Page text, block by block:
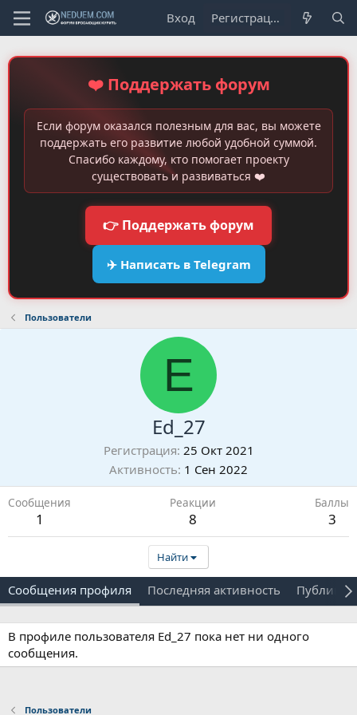
Вход Регистрация
❤️ Поддержать форум
Если форум оказался полезным для вас, вы можете
поддержать его развитие любой удобной суммой.
Спасибо каждому, кто помогает проекту
существовать и развиваться ❤️
👉 Поддержать форум
✈️ Написать в Telegram
Пользователи
E
Ed_27
Регистрация 25 Окт 2021
Активность 1 Сен 2022
Сообщения
1
Реакции
8
Баллы
3
Найти
Сообщения профиля Последняя активность
В профиле пользователя Ed_27 пока нет ни одного
сообщения.
Пользователи